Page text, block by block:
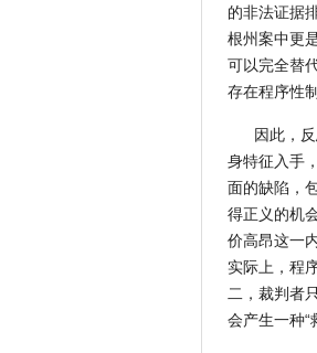
的非法证据
根州案中更
可以完全替
存在程序性
因此，
身特征入手
面的缺陷，
得正义的机
价高昂这一
实际上，程
二，裁判者
会产生一种“